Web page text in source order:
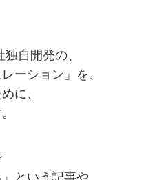
自開発の、
ーション」を、
に、